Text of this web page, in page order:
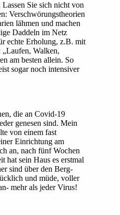
Sie sich nicht von
Verschwörungstheorien
lähmen und machen
Daddeln im Netz
echte Erholung, z.B. mit
Walken,
am besten allein. So
sogar noch intensiver
die an Covid-19
genesen sind. Mein
von einem fast
Einrichtung am
an, nach fünf Wochen
hat sein Haus es erstmal
sind über den Berg-
und müde, voller
mehr als jeder Virus!